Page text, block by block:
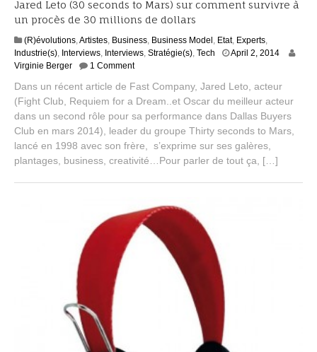
Jared Leto (30 seconds to Mars) sur comment survivre à
un procès de 30 millions de dollars
(R)évolutions,Artistes, Business, Business Model , Etat, Experts,
Industrie(s), Interviews, Interviews, Stratégie(s), Tech April 2, 2014S
t
e
m
b
Virginie Berger 1 Comment
Dans un récent article de Fast Company, Jared Leto, acteur
(Fight Club, Requiem for a Dream..et Oscar du meilleur acteur
dans un second rôle pour sa performance dans Dallas Buyers
Club en mars 2014), leader du groupe Thirty seconds to Mars,
lancé en 1998 avec son frère, s’exprime sur ses galères,
plantages, business, creativité…Pour parler de tout ça, […]